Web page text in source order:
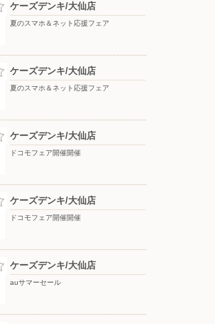
ケーズデンキ/大仙店
夏のスマホ＆ネット応援フェア
ケーズデンキ/大仙店
夏のスマホ＆ネット応援フェア
ケーズデンキ/大仙店
ドコモフェア開催開催
ケーズデンキ/大仙店
ドコモフェア開催開催
ケーズデンキ/大仙店
auサマーセール